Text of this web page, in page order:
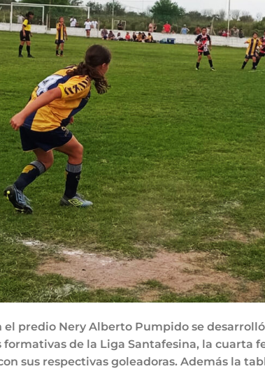
el predio Nery Alberto Pumpido se
formativas de la Liga Santafesina, la cuarta
sus respectivas goleadoras. Además la